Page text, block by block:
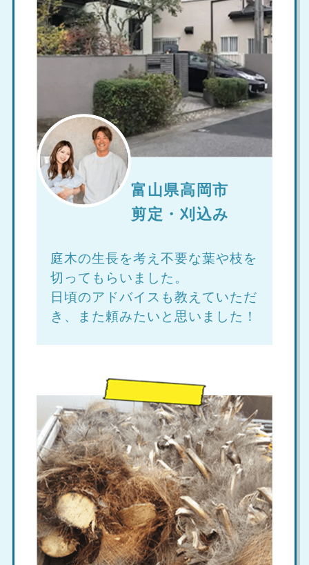
富山県高岡市
剪定・刈込み
庭木の生長を考え不要な葉や枝を
切ってもらいました。
日頃のアドバイスも教えていただ
き、また頼みたいと思いました！